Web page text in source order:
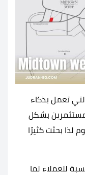
تعمل بذكاء
بشكل
لذا بحثت كثيرًا
للعملاء لما